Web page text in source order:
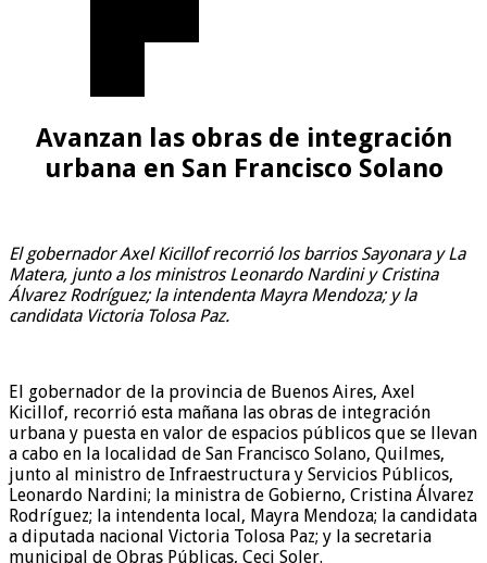
Avanzan las obras de integración
urbana en San Francisco Solano
El gobernador Axel Kicillof recorrió los barrios Sayonara y La
Matera, junto a los ministros Leonardo Nardini y Cristina
Álvarez Rodríguez; la intendenta Mayra Mendoza; y la
candidata Victoria Tolosa Paz.
El gobernador de la provincia de Buenos Aires, Axel
Kicillof, recorrió esta mañana las obras de integración
urbana y puesta en valor de espacios públicos que se llevan
a cabo en la localidad de San Francisco Solano, Quilmes,
junto al ministro de Infraestructura y Servicios Públicos,
Leonardo Nardini; la ministra de Gobierno, Cristina Álvarez
Rodríguez; la intendenta local, Mayra Mendoza; la candidata
a diputada nacional Victoria Tolosa Paz; y la secretaria
municipal de Obras Públicas, Ceci Soler.